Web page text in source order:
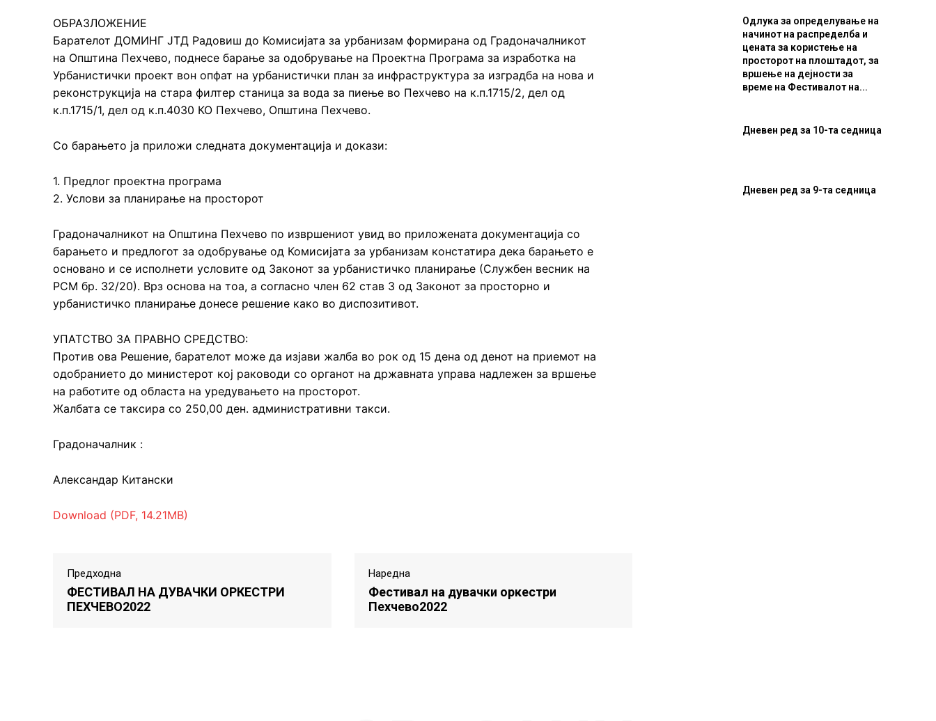
ОБРАЗЛОЖЕНИЕ
Барателот ДОМИНГ ЈТД Радовиш до Комисијата за урбанизам формирана од Градоначалникот
на Општина Пехчево, поднесе барање за одобрување на Проектна Програма за изработка на
Урбанистички проект вон опфат на урбанистички план за инфраструктура за изградба на нова и
реконструкција на стара филтер станица за вода за пиење во Пехчево на к.п.1715/2, дел од
к.п.1715/1, дел од к.п.4030 КО Пехчево, Општина Пехчево.
Со барањето ја приложи следната документација и докази:
1. Предлог проектна програма
2. Услови за планирање на просторот
Градоначалникот на Општина Пехчево по извршениот увид во приложената документација со
барањето и предлогот за одобрување од Комисијата за урбанизам констатира дека барањето е
основано и се исполнети условите од Законот за урбанистичко планирање (Службен весник на
РСМ бр. 32/20). Врз основа на тоа, а согласно член 62 став 3 од Законот за просторно и
урбанистичко планирање донесе решение како во диспозитивот.
УПАТСТВО ЗА ПРАВНО СРЕДСТВО:
Против ова Решение, барателот може да изјави жалба во рок од 15 дена од денот на приемот на
одобранието до министерот кој раководи со органот на државната управа надлежен за вршење
на работите од областа на уредувањето на просторот.
Жалбата се таксира со 250,00 ден. административни такси.
Градоначалник :
Александар Китански
Download (PDF, 14.21MB)
Предходна
ФЕСТИВАЛ НА ДУВАЧКИ ОРКЕСТРИ
ПЕХЧЕВО2022
Наредна
Фестивал на дувачки оркестри
Пехчево2022
Одлука за определување на
начинот на распределба и
цената за користење на
просторот на плоштадот, за
вршење на дејности за
време на Фестивалот на...
Дневен ред за 10-та седница
Дневен ред за 9-та седница